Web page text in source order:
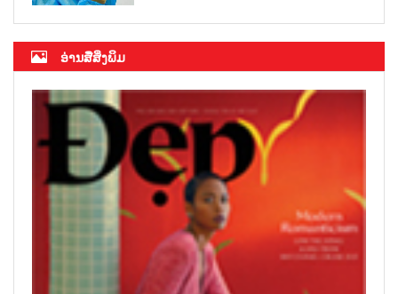
ອ່ານສື່ສິ່ງພິມ